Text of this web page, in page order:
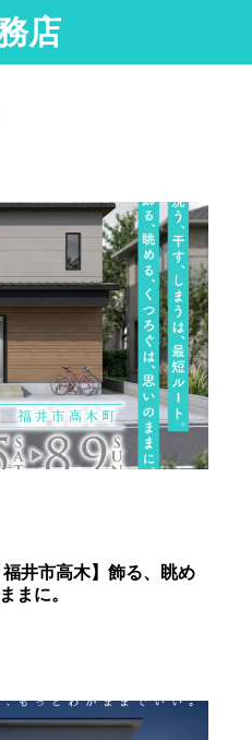
店
井市高木】飾る、眺め
まに。